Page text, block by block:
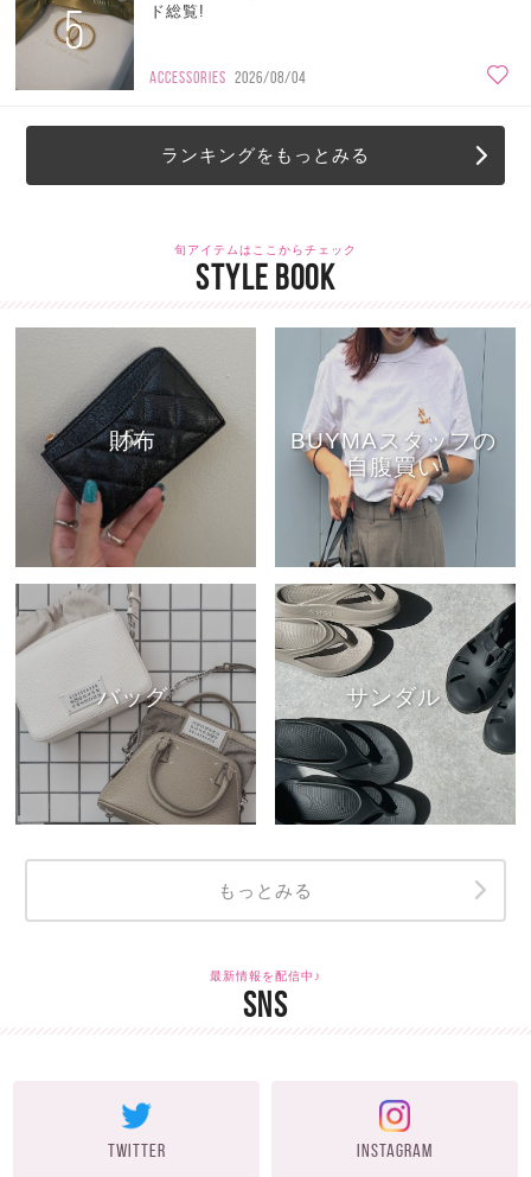
5
ド総覧!
ACCESSORIES 2026/08/04
ランキングをもっとみる
旬アイテムはここからチェック
STYLE BOOK
財布
BUYMAスタッフの
自腹買い
バッグ サンダル
もっとみる
最新情報を配信中♪
SNS
TWITTER INSTAGRAM